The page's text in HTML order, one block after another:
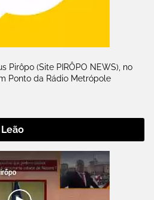
Pirôpo (Site PIRÔPO NEWS), no
Ponto da Rádio Metrópole